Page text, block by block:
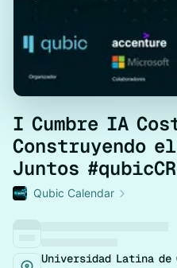
I Cumbre IA
Construyendo
Juntos
Qubic Calendar
Universidad Latina de